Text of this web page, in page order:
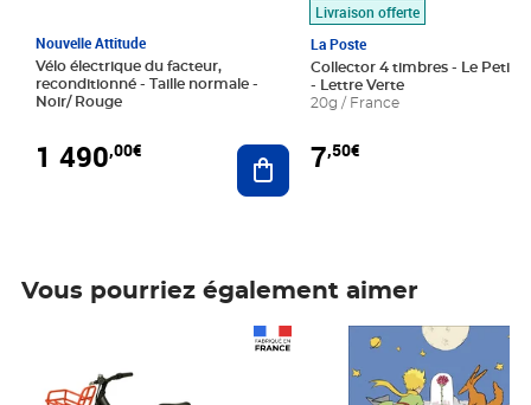
Nouvelle Attitude
Vélo électrique du facteur,
reconditionné - Taille normale -
Noir/ Rouge
1 490,00€ Ajouter au panier
Livraison offerte
La Poste
Collector 4 timbres - Le Petit
- Lettre Verte
20g / France
7,50€
Vous pourriez également aimer
Prix 7,50€